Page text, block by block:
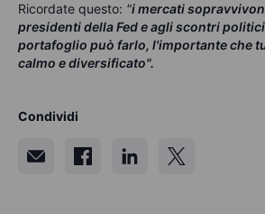
Ricordate questo: "i mercati
presidenti della Fed e agli scontri
portafoglio può farlo, l'importante che
calmo e diversificato".
Condividi